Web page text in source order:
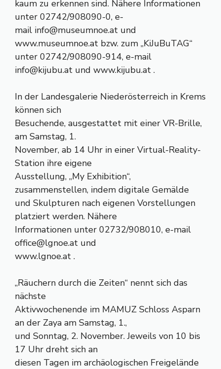
kaum zu erkennen sind. Nähere Informationen
unter 02742/908090-0, e-
mail info@museumnoe.at und
www.museumnoe.at bzw. zum „KiJuBuTAG“
unter 02742/908090-914, e-mail
info@kijubu.at und www.kijubu.at .
In der Landesgalerie Niederösterreich in Krems
können sich
Besuchende, ausgestattet mit einer VR-Brille,
am Samstag, 1.
November, ab 14 Uhr in einer Virtual-Reality-
Station ihre eigene
Ausstellung, „My Exhibition“,
zusammenstellen, indem digitale Gemälde
und Skulpturen nach eigenen Vorstellungen
platziert werden. Nähere
Informationen unter 02732/908010, e-mail
office@lgnoe.at und
www.lgnoe.at .
„Räuchern durch die Zeiten“ nennt sich das
nächste
Aktivwochenende im MAMUZ Schloss Asparn
an der Zaya am Samstag, 1.,
und Sonntag, 2. November. Jeweils von 10 bis
17 Uhr dreht sich an
diesen Tagen im archäologischen Freigelände